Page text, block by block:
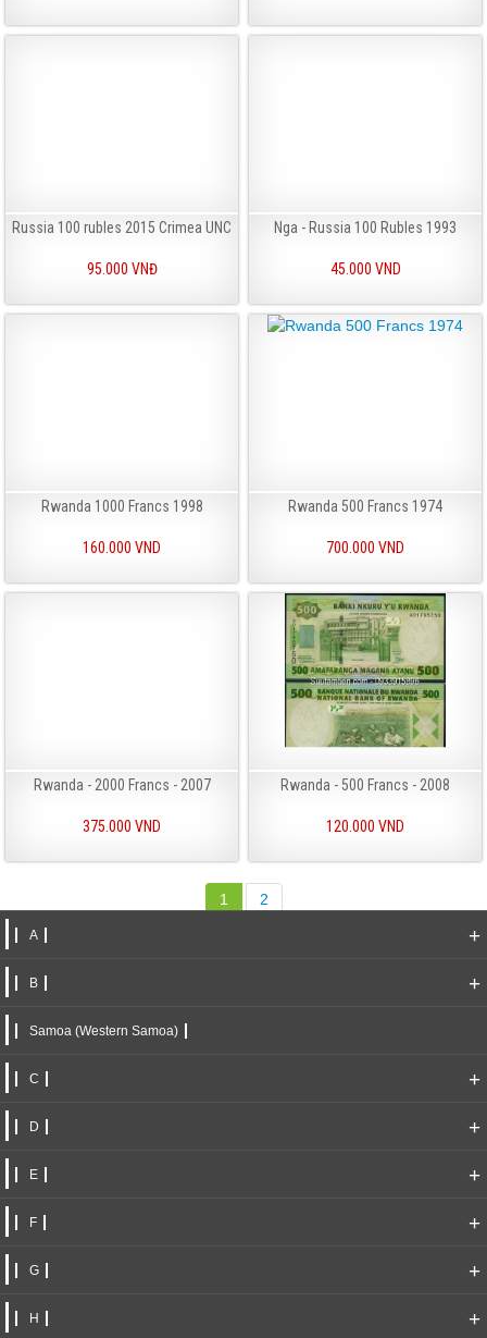
Russia 100 rubles 2015 Crimea UNC
95.000 VNĐ
Nga - Russia 100 Rubles 1993
45.000 VND
Rwanda 1000 Francs 1998
160.000 VND
Rwanda 500 Francs 1974
700.000 VND
Rwanda - 2000 Francs - 2007
375.000 VND
Rwanda - 500 Francs - 2008
120.000 VND
1 2
A +
B +
Samoa (Western Samoa)
C +
D +
E +
F +
G +
H +